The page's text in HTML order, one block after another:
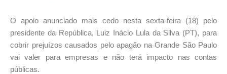
O apoio anunciado mais cedo nesta sexta-feira (18) pelo
presidente da República, Luiz Inácio Lula da Silva (PT), para
cobrir prejuízos causados pelo apagão na Grande São Paulo
vai valer para empresas e não terá impacto nas contas
públicas.